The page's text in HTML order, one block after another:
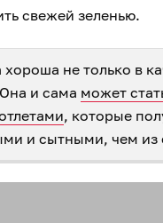
свежей зеленью.
хороша не только в
и сама может
, которые
и сытными, чем